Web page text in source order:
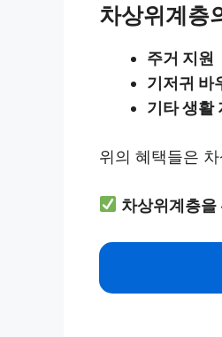
차상위계층
주거 지원
기저귀 바
기타 생활
위의 혜택들은
차상위계층을